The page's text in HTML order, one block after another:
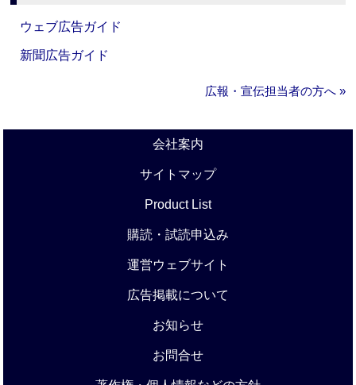
ウェブ広告ガイド
新聞広告ガイド
広報・宣伝担当者の方へ »
会社案内
サイトマップ
Product List
購読・試読申込み
運営ウェブサイト
広告掲載について
お知らせ
お問合せ